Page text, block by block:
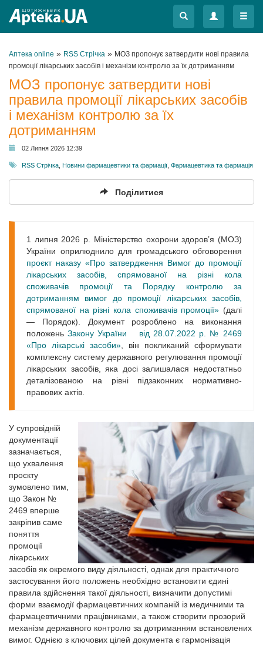
Меню
Меню
Аптека online » RSS Стрічка » МОЗ пропонує затвердити нові правила
промоції лікарських засобів і механізм контролю за їх дотриманням
МОЗ пропонує затвердити нові
правила промоції лікарських засобів
і механізм контролю за їх
дотриманням
02 Липня 2026 12:39
RSS Стрічка Новини фармацевтики та фармації Фармацевтика та фармація
Поділитися
1 липня 2026 р. Міністерство охорони здоров’я (МОЗ)
України оприлюднило для громадського обговорення
проєкт наказу «Про затвердження Вимог до промоції
лікарських засобів, спрямованої на різні кола
споживачів промоції та Порядку контролю за
дотриманням вимог до промоції лікарських засобів,
спрямованої на різні кола споживачів промоції» (далі
— Порядок). Документ розроблено на виконання
положень Закону України
від 28.07.2022 р. № 2469
«Про лікарські засоби» , він покликаний сформувати
комплексну систему державного регулювання промоції
лікарських засобів, яка досі залишалася недостатньо
деталізованою на рівні підзаконних нормативно-
правових актів.
У супровідній
документації
зазначається,
що ухвалення
проєкту
зумовлено тим,
що Закон №
2469 вперше
закріпив саме
поняття
промоції
лікарських
засобів як окремого виду діяльності, однак для практичного
застосування його положень необхідно встановити єдині
правила здійснення такої діяльності, визначити допустимі
форми взаємодії фармацевтичних компаній із медичними та
фармацевтичними працівниками, а також створити прозорий
механізм державного контролю за дотриманням встановлених
вимог. Однією з ключових цілей документа є гармонізація